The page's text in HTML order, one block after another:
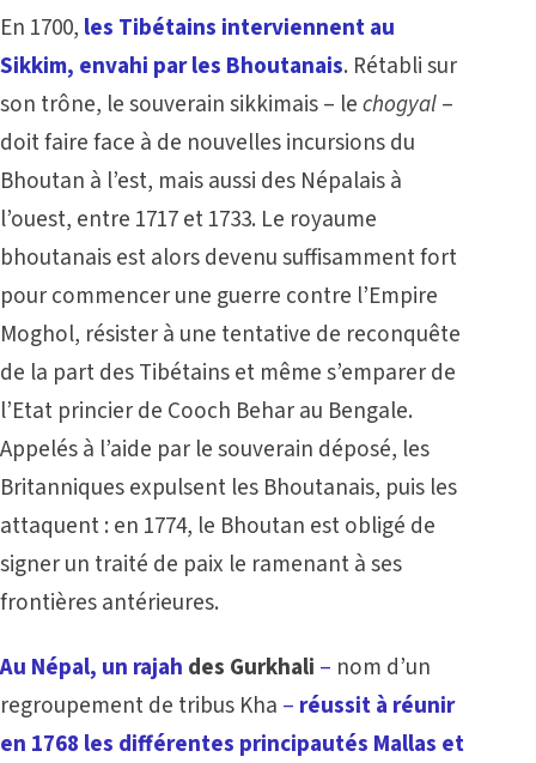
En 1700, les Tibétains interviennent au
Sikkim, envahi par les Bhoutanais. Rétabli sur
son trône, le souverain sikkimais – lechogyal–
doit faire face à de nouvelles incursions du
Bhoutan à l’est, mais aussi des Népalais à
l’ouest, entre 1717 et 1733. Le royaume
bhoutanais est alors devenu suffisamment fort
pour commencer une guerre contre l’Empire
Moghol, résister à une tentative de reconquête
de la part des Tibétains et même s’emparer de
l’Etat princier de Cooch Behar au Bengale.
Appelés à l’aide par le souverain déposé, les
Britanniques expulsent les Bhoutanais, puis les
attaquent : en 1774, le Bhoutan est obligé de
signer un traité de paix le ramenant à ses
frontières antérieures.
Au Népal, un rajah des Gurkhali – nom d’un
regroupement de tribus Kha – réussit à réunir
en 1768 les différentes principautés Mallas et